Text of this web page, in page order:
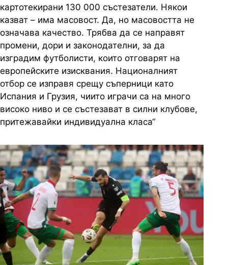
картотекирани 130 000 състезатели. Някои
казват – има масовост. Да, но масовостта не
означава качество. Трябва да се направят
промени, дори и законодателни, за да
изградим футболисти, които отговарят на
европейските изисквания. Националният
отбор се изправя срещу съперници като
Испания и Грузия, чиито играчи са на много
високо ниво и се състезават в силни клубове,
притежавайки индивидуална класа“